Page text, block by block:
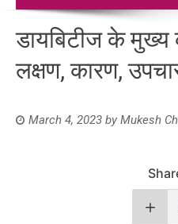
डायबिटीज के मुख्य
लक्षण, कारण,
March 4, 2023 by Mukesh